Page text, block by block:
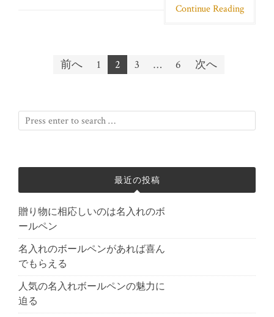
Continue Reading
投稿ナビゲーション
前へ 1 2 3 … 6 次へ
最近の投稿
贈り物に相応しいのは名入れのボ
ールペン
名入れのボールペンがあれば喜ん
でもらえる
人気の名入れボールペンの魅力に
迫る